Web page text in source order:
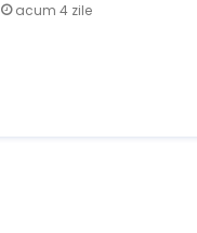
acum 4 zile